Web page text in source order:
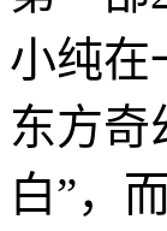
小纯在
东方奇
白”，